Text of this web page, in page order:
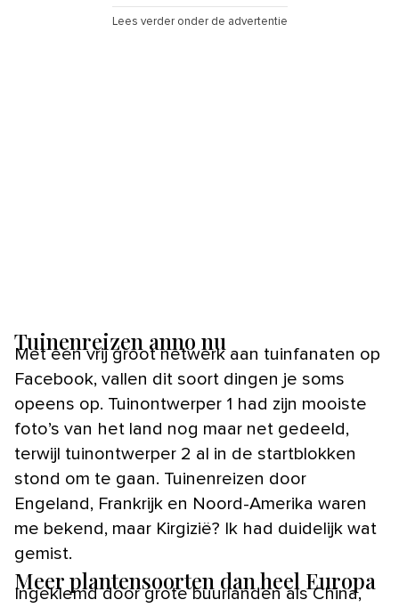
Lees verder onder de advertentie
Tuinenreizen anno nu
Met een vrij groot netwerk aan tuinfanaten op
Facebook, vallen dit soort dingen je soms
opeens op. Tuinontwerper 1 had zijn mooiste
foto’s van het land nog maar net gedeeld,
terwijl tuinontwerper 2 al in de startblokken
stond om te gaan. Tuinenreizen door
Engeland, Frankrijk en Noord-Amerika waren
me bekend, maar Kirgizië? Ik had duidelijk wat
gemist.
Meer plantensoorten dan heel Europa
Ingeklemd door grote buurlanden als China,